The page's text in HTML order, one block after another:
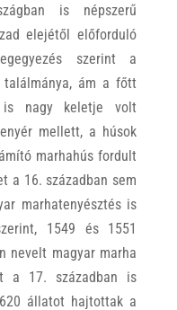
is népszerű
elejétől előforduló
szerint a
ám a főtt
is nagy keletje volt
mellett, a húsok
marhahús fordult
a 16. században sem
marhatenyésztés is
1549 és 1551
nevelt magyar marha
a 17. században is
állatot hajtottak a